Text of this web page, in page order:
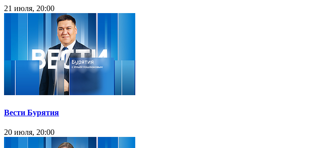
21 июля, 20:00
Вести Бурятия
20 июля, 20:00